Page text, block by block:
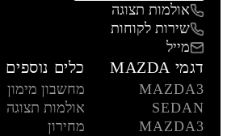
אולמות תצוגה
שירות לקוחות
מייל
דגמי MAZDA
MAZDA3
SEDAN
MAZDA3
כלים נוספים
מחשבון מימון
אולמות תצוגה
מחירון